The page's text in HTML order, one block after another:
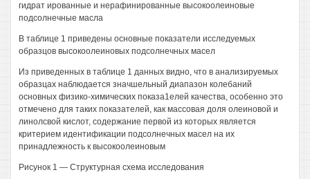
гидрат ированные и нерафинированные высокоолеиновые
подсолнечные масла
В таблице 1 приведены основные показатели исследуемых
образцов высокоолеиновых подсолнечных масел
Из приведенных в таблице 1 данных видно, что в анализируемых
образцах наблюдается значшельный диапазон колебаний
основных физико-химических показа1елей качества, особенно это
отмечено для таких показателей, как массовая доля олеиновой и
линолсвой кислот, содержание первой из которых является
критерием идентификации подсолнечных масел на их
принадлежность к высокоолеиновым
Рисунок 1 — Структурная схема исследования